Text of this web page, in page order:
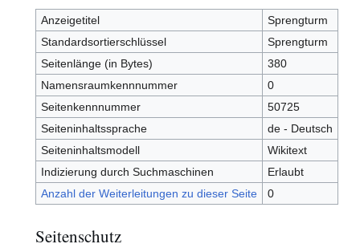
Anzeigetitel
Sprengturm
Standardsortierschlüssel
Sprengturm
Seitenlänge (in Bytes)
380
Namensraumkennnummer
0
Seitenkennnummer
50725
Seiteninhaltssprache
de - Deutsch
Seiteninhaltsmodell
Wikitext
Indizierung durch Suchmaschinen
Erlaubt
Anzahl der Weiterleitungen zu dieser Seite
0
Seitenschutz